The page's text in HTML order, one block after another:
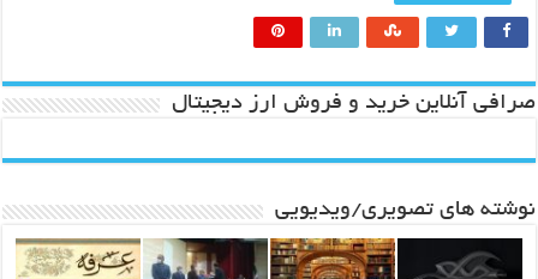
صرافی آنلاین خرید و فروش ارز دیجیتال
نوشته های تصویری/ویدیویی